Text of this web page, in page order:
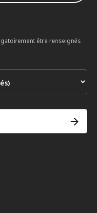
être renseignés